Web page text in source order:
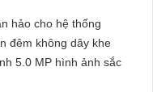
hảo cho hệ thống
5.0 MP hình ảnh sắc